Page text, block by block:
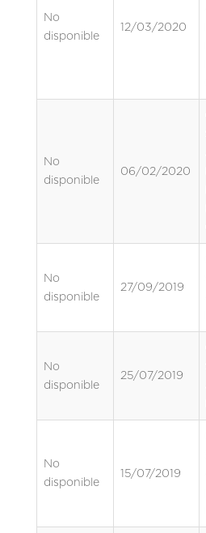
No
disponible
12/03/2020
No
disponible
06/02/2020
No
disponible
27/09/2019
No
disponible
25/07/2019
No
disponible
15/07/2019